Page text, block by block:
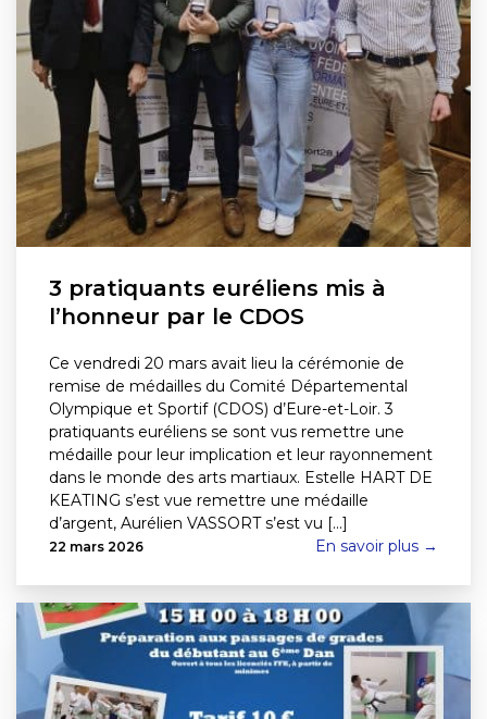
3 pratiquants euréliens mis à
l’honneur par le CDOS
Ce vendredi 20 mars avait lieu la cérémonie de
remise de médailles du Comité Départemental
Olympique et Sportif (CDOS) d’Eure-et-Loir. 3
pratiquants euréliens se sont vus remettre une
médaille pour leur implication et leur rayonnement
dans le monde des arts martiaux. Estelle HART DE
KEATING s’est vue remettre une médaille
d’argent, Aurélien VASSORT s’est vu [...]
22 mars 2026 En savoir plus →